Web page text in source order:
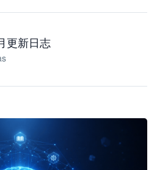
更新日志